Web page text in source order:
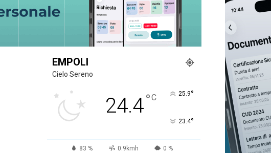
EMPOLI
Cielo Sereno
24.4°C 25.9°
23.4°
83 % 0.9kmh 0 %